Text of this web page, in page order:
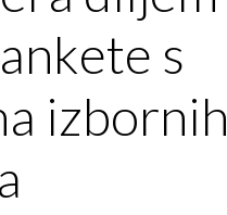
s
izbornih